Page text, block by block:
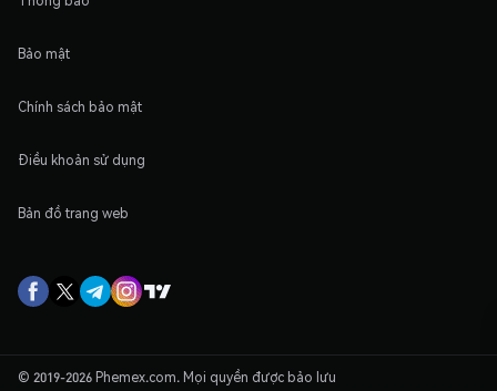
Bảo mật
Chính sách bảo mật
Điều khoản sử dụng
Bản đồ trang web
© 2019-2026 Phemex.com. Mọi quyền được bảo lưu